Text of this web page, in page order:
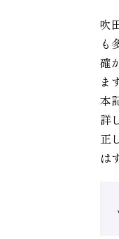
吹
も
確
ま
本
詳
正
は